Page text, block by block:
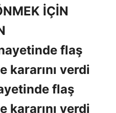
İÇİN
flaş
kararını verdi